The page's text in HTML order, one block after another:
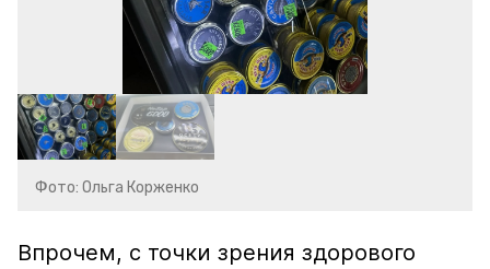
Фото: Ольга Корженко
Впрочем, с точки зрения здорового